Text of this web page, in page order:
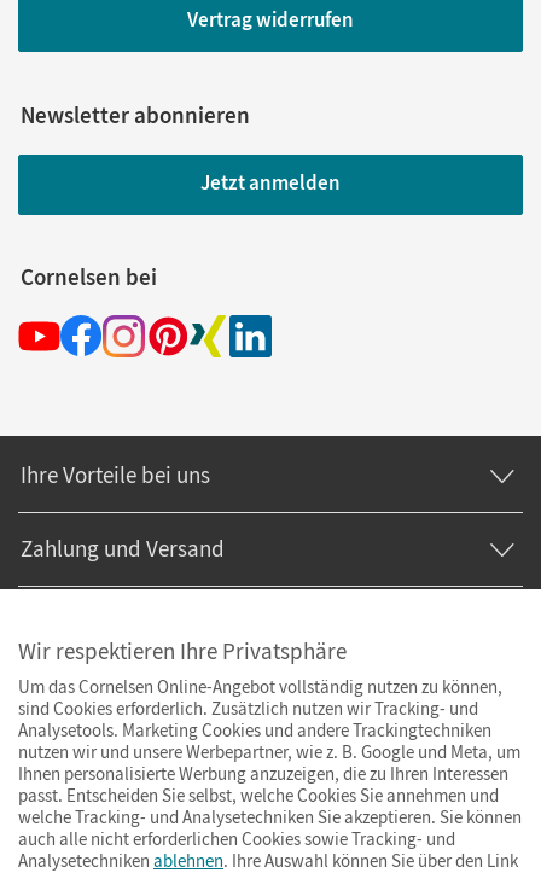
Vertrag widerrufen
Newsletter abonnieren
Jetzt anmelden
Cornelsen bei
Ihre Vorteile bei uns
Zahlung und Versand
Wir respektieren Ihre Privatsphäre
Um das Cornelsen Online-Angebot vollständig nutzen zu können,
sind Cookies erforderlich. Zusätzlich nutzen wir Tracking- und
Analysetools. Marketing Cookies und andere Trackingtechniken
nutzen wir und unsere Werbepartner, wie z. B. Google und Meta, um
Ihnen personalisierte Werbung anzuzeigen, die zu Ihren Interessen
passt. Entscheiden Sie selbst, welche Cookies Sie annehmen und
welche Tracking- und Analysetechniken Sie akzeptieren. Sie können
auch alle nicht erforderlichen Cookies sowie Tracking- und
Analysetechniken ablehnen. Ihre Auswahl können Sie über den Link